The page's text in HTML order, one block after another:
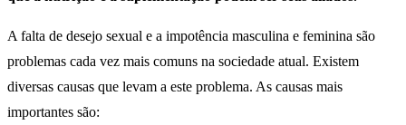
A falta de desejo sexual e a impotência masculina e feminina são
problemas cada vez mais comuns na sociedade atual. Existem
diversas causas que levam a este problema. As causas mais
importantes são: